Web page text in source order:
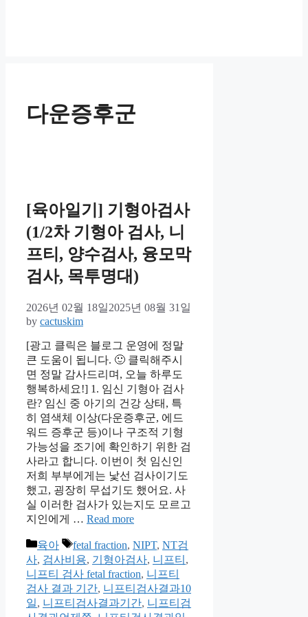
다운증후군
[육아일기] 기형아검사
(1/2차 기형아 검사, 니
프티, 양수검사, 융모막
검사, 목투명대)
2026년 02월 18일2025년 08월 31일
by cactuskim
[광고 클릭은 블로그 운영에 정말
큰 도움이 됩니다. 🙂 클릭해주시
면 정말 감사드리며, 오늘 하루도
행복하세요!] 1. 임신 기형아 검사
란? 임신 중 아기의 건강 상태, 특
히 염색체 이상(다운증후군, 에드
워드 증후군 등)이나 구조적 기형
가능성을 조기에 확인하기 위한 검
사라고 합니다. 이번이 첫 임신인
저희 부부에게는 낯선 검사이기도
했고, 굉장히 무섭기도 했어요. 사
실 이러한 검사가 있는지도 모르고
지인에게 … Read more
Categories
육아 Tags
fetal fraction, NIPT, NT검
사, 검사비용, 기형아검사, 니프티 ,
니프티 검사 fetal fraction, 니프티
검사 결과 기간, 니프티검사결과10
일, 니프티검사결과기간, 니프티검